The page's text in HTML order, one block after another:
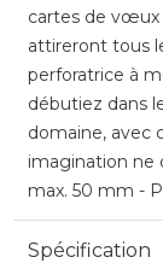
cartes de vœux
attireront tous
perforatrice à
débutiez dans
domaine, avec
imagination ne
max. 50 mm -
Spécification